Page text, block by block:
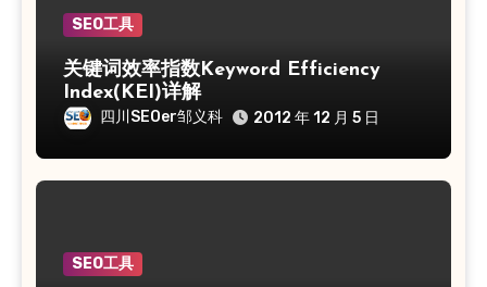
SEO工具
关键词效率指数Keyword Efficiency
Index(KEI)详解
四川SEOer邹义科 2012 年 12 月 5 日
SEO工具